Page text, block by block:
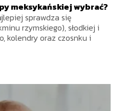
meksykańskiej wybrać?
sprawdza się
rzymskiego), słodkiej i
kolendry oraz czosnku i